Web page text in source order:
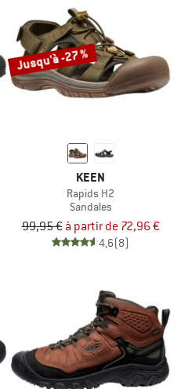
Jusqu'à -27 %
KEEN
Rapids H2
Sandales
99,95 € à partir de 72,96 €
4,6(8)